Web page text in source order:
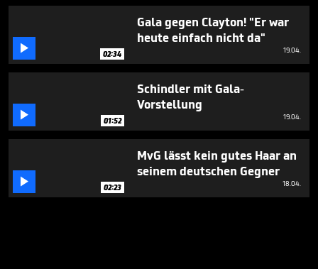
 02:34
Gala gegen Clayton! "Er war
heute einfach nicht da"
19.04.
 01:52
Schindler mit Gala-
Vorstellung
19.04.
 02:23
MvG lässt kein gutes Haar an
seinem deutschen Gegner
18.04.